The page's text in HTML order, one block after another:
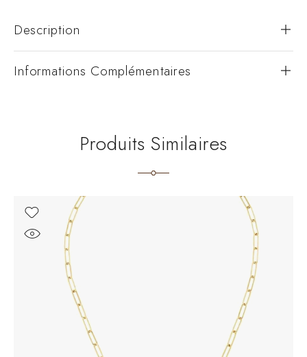
Description
Informations Complémentaires
Produits Similaires